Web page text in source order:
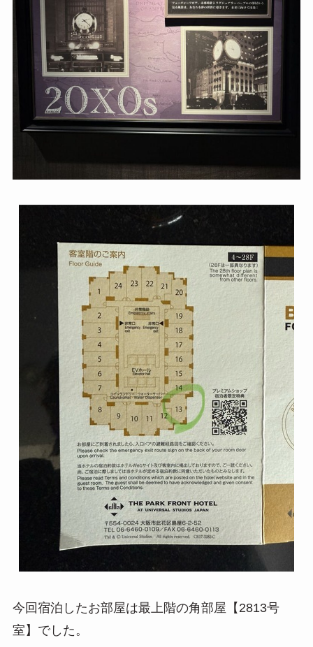
今回宿泊したお部屋は最上階の角部屋【2813号
室】でした。